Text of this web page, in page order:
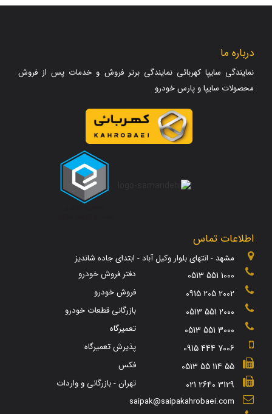
درباره ما
نمایندگی سایپا کهربائی نمایندگی برتر فروش و خدمات پس از فروش
محصولات سایپا و پارس خودرو
اطلاعات تماس
مشهد - انتهای بلوار وکیل آباد - ابتدای جاده شاندیز
0513 551 1000 دفتر فروش خودرو
0915 205 2002 فروش خودرو
0513 551 2000 بازرگانی قطعات خودرو
0513 551 3000 تعمیرگاه
0915 444 7006 پذیرش تعمیرگاه
0513 55 114 55 فکس
021 2640 3129
تهران - بازرگانی و واردات
saipak@saipakahrobaei.com